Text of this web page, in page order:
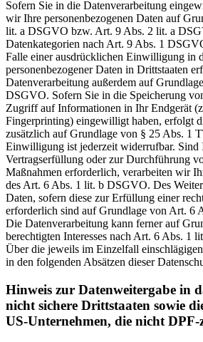
Sofern Sie in die Datenverarbeitung
wir Ihre personenbezogenen Daten auf
lit. a DSGVO bzw. Art. 9 Abs. 2 lit. a
Datenkategorien nach Art. 9 Abs. 1
Falle einer ausdrücklichen Einwilligung in
personenbezogener Daten in Drittstaaten
Datenverarbeitung außerdem auf
DSGVO. Sofern Sie in die Speicherung
Zugriff auf Informationen in Ihr Endgerät
Fingerprinting) eingewilligt haben, erfolgt
zusätzlich auf Grundlage von § 25 Abs. 1
Einwilligung ist jederzeit widerrufbar. Sind
Vertragserfüllung oder zur Durchführung
Maßnahmen erforderlich, verarbeiten wir
des Art. 6 Abs. 1 lit. b DSGVO. Des
Daten, sofern diese zur Erfüllung einer
erforderlich sind auf Grundlage von Art. 6
Die Datenverarbeitung kann ferner auf
berechtigten Interesses nach Art. 6 Abs. 1
Über die jeweils im Einzelfall
in den folgenden Absätzen dieser
Hinweis zur Datenweitergabe in
nicht sichere Drittstaaten sowie
US-Unternehmen, die nicht